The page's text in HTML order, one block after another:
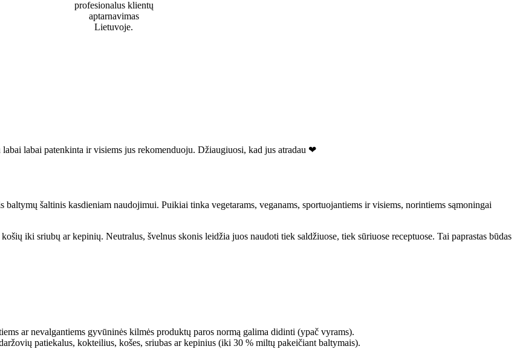
labai patenkinta ir visiems jus rekomenduoju. Džiaugiuosi, kad jus atradau ❤
baltymų šaltinis kasdieniam naudojimui. Puikiai tinka vegetarams, veganams, sportuojantiems ir visiems, norintiems sąmoningai
iki sriubų ar kepinių. Neutralus, švelnus skonis leidžia juos naudoti tiek saldžiuose, tiek sūriuose receptuose. Tai paprastas būdas
ar nevalgantiems gyvūninės kilmės produktų paros normą galima didinti (ypač vyrams).
patiekalus, kokteilius, košes, sriubas ar kepinius (iki 30 % miltų pakeičiant baltymais).